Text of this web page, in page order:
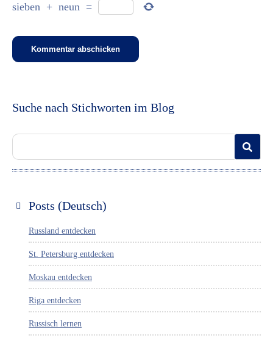
sieben + neun =
Suche nach Stichworten im Blog
Posts (Deutsch)
Russland entdecken
St. Petersburg entdecken
Moskau entdecken
Riga entdecken
Russisch lernen